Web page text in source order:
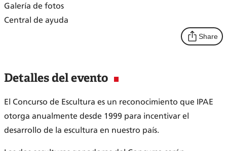
Galería de fotos
Central de ayuda
Share
Detalles del evento
El Concurso de Escultura es un reconocimiento que IPAE
otorga anualmente desde 1999 para incentivar el
desarrollo de la escultura en nuestro país.